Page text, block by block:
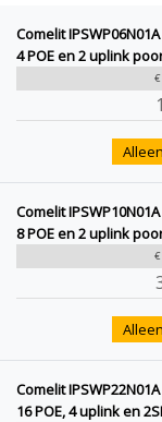
Comelit
4 POE en 2 uplink
€
Comelit
8 POE en 2 uplink
€
Comelit
16 POE, 4 uplink en